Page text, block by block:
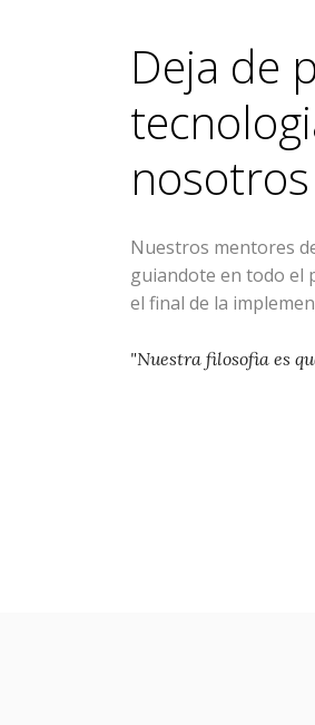
Deja de
nosotros
Nuestros mentores
guiandote en todo el
el final de la
"Nuestra filosofia es